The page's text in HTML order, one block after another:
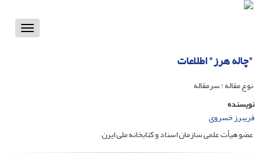
Toggle
"چاله هرز" اطلاعات
نوع مقاله : سرمقاله
نویسنده
فریبرز خسروی
عضو هیأت علمی سازمان اسناد و کتابخانه ملی ایرن